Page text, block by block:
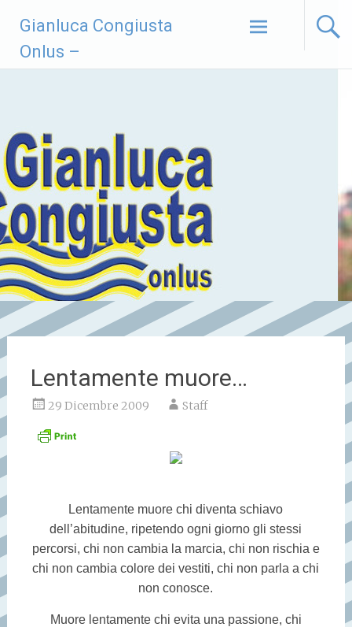
contenuto
Gianluca Congiusta
Onlus –
Lentamente muore…
29 Dicembre 2009 Staff
Lentamente muore chi diventa schiavo
dell’abitudine, ripetendo ogni giorno gli stessi
percorsi, chi non cambia la marcia, chi non rischia e
chi non cambia colore dei vestiti, chi non parla a chi
non conosce.
Muore lentamente chi evita una passione, chi